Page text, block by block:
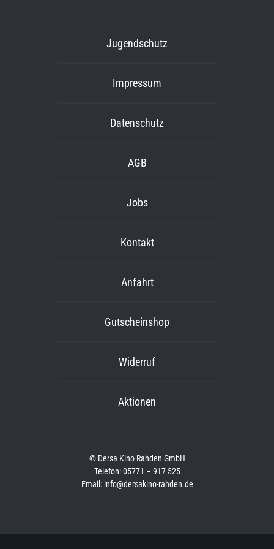
Jugendschutz
Impressum
Datenschutz
AGB
Jobs
Kontakt
Anfahrt
Gutscheinshop
Widerruf
Aktionen
© Dersa Kino Rahden GmbH
Telefon: 05771 – 917 525
Email: info@dersakino-rahden.de